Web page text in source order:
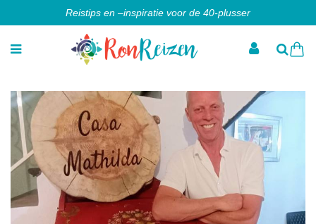
Reistips en –inspiratie voor de 40-plusser